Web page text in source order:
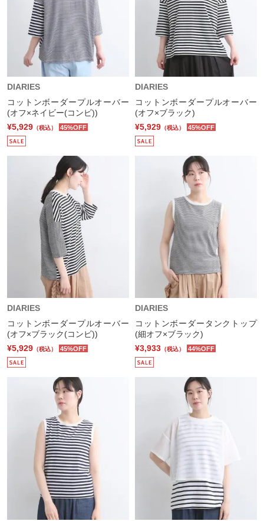
DIARIES
コットンボーダープルオーバー
(オフ×ネイビー(コンビ))
¥5,929 （税込） 45%OFF
DIARIES
コットンボーダープルオーバー
(オフ×ブラック)
¥5,929 （税込） 45%OFF
DIARIES
コットンボーダープルオーバー
(オフ×ブラック(コンビ))
¥5,929 （税込） 45%OFF
DIARIES
コットンボーダータンクトップ
(細オフ×ブラック)
¥3,933 （税込） 44%OFF